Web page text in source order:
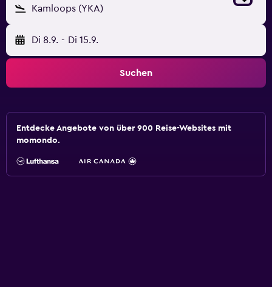
Kamloops (YKA)
Di 8.9. - Di 15.9.
Suchen
Entdecke Angebote von über 900 Reise-Websites mit
momondo.